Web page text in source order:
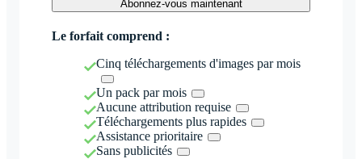
Abonnez-vous maintenant
Le forfait comprend :
Cinq téléchargements d'images par mois
Un pack par mois
Aucune attribution requise
Téléchargements plus rapides
Assistance prioritaire
Sans publicités